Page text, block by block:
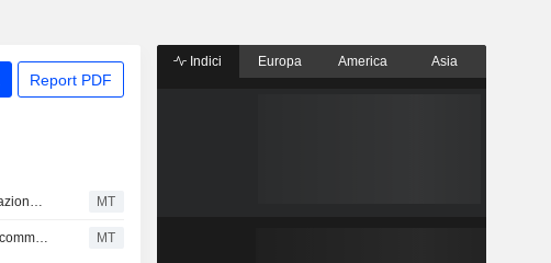
Report PDF
CLiK Extra di Elanco riceve l'autorizzazione all'uso di emergenza della FDA per il verme della piaga del Nuovo Mondo MT
L'Amministratore Delegato di Elanco commenta il rialzo delle previsioni e l'aumento dei morsi di zecca MT
Indici Europa America Asia